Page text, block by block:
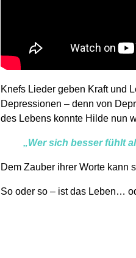
Knefs Lieder geben Kraft und
Depressionen – denn von
des Lebens konnte Hilde nun
„Wer sich besser fühlt
Dem Zauber ihrer Worte kann
So oder so – ist das Leben…